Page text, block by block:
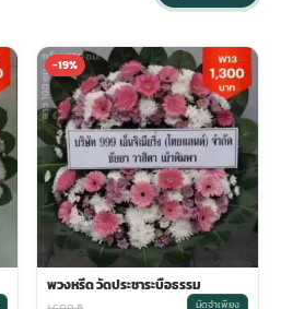
-19%
พวงหรีด วัดประชาระบือธรรม
มัดจำเพียง